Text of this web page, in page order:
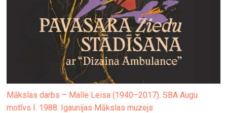
Mākslas darbs – Malle Leisa (1940–2017). SBA Augu
motīvs I. 1988. Igaunijas Mākslas muzejs